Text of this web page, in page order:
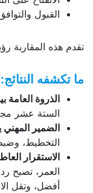
القبول
تقدم هذه المقاربة
ما تكشفه
الذروة العامة بين 55 و60
الستة عشر
الضمير المهني
التخطيط،
الاستقرار
العمر، تصبح
أفضل، وتقل